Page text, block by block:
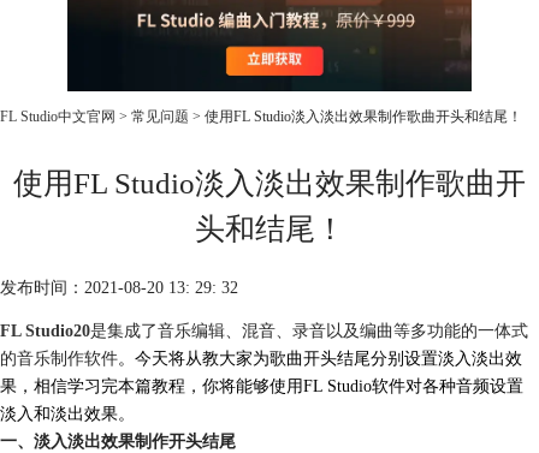
FL Studio中文官网 > 常见问题 > 使用FL Studio淡入淡出效果制作歌曲开头和结尾！
使用FL Studio淡入淡出效果制作歌曲开
头和结尾！
发布时间：2021-08-20 13: 29: 32
FL Studio20是集成了音乐编辑、混音、录音以及编曲等多功能的一体式
的音乐制作软件。今天将从教大家为歌曲开头结尾分别设置淡入淡出效
果，相信学习完本篇教程，你将能够使用FL Studio软件对各种音频设置
淡入和淡出效果。
一、淡入淡出效果制作开头结尾